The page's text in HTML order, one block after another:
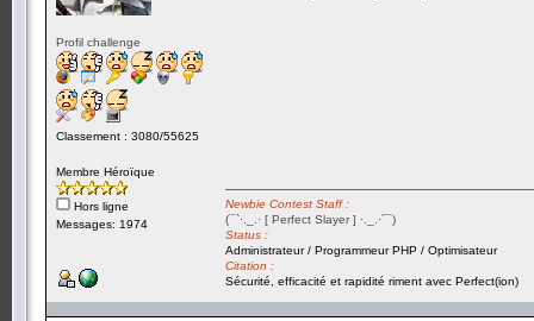
Profil challenge
Classement : 3080/55625
Membre Héroïque
Hors ligne
Messages: 1974
Newbie Contest Staff :
(¯`·._.· [ Perfect Slayer ] ·._.·´¯)
Status :
Administrateur / Programmeur PHP / Optimisateur
Citation :
Sécurité, efficacité et rapidité riment avec Perfect(ion)